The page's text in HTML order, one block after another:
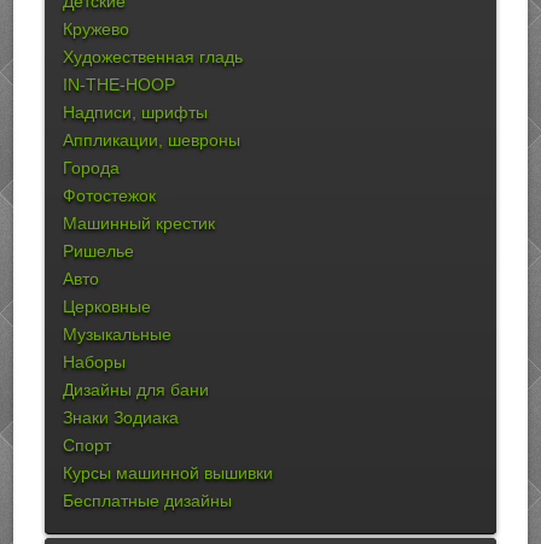
Кружево
Художественная гладь
IN-THE-HOOP
Надписи, шрифты
Аппликации, шевроны
Города
Фотостежок
Машинный крестик
Ришелье
Авто
Церковные
Музыкальные
Наборы
Дизайны для бани
Знаки Зодиака
Спорт
Курсы машинной вышивки
Бесплатные дизайны